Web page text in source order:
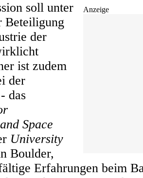
Anzeige
soll unter
Beteiligung
der
ist zudem
der
das
Space
University
Boulder,
Erfahrungen beim